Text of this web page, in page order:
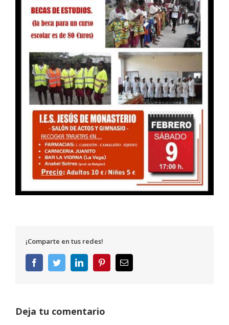
¡Comparte en tus redes!
FacebookTwitterLinkedInPinterestCorreo
electrónico
Deja tu comentario